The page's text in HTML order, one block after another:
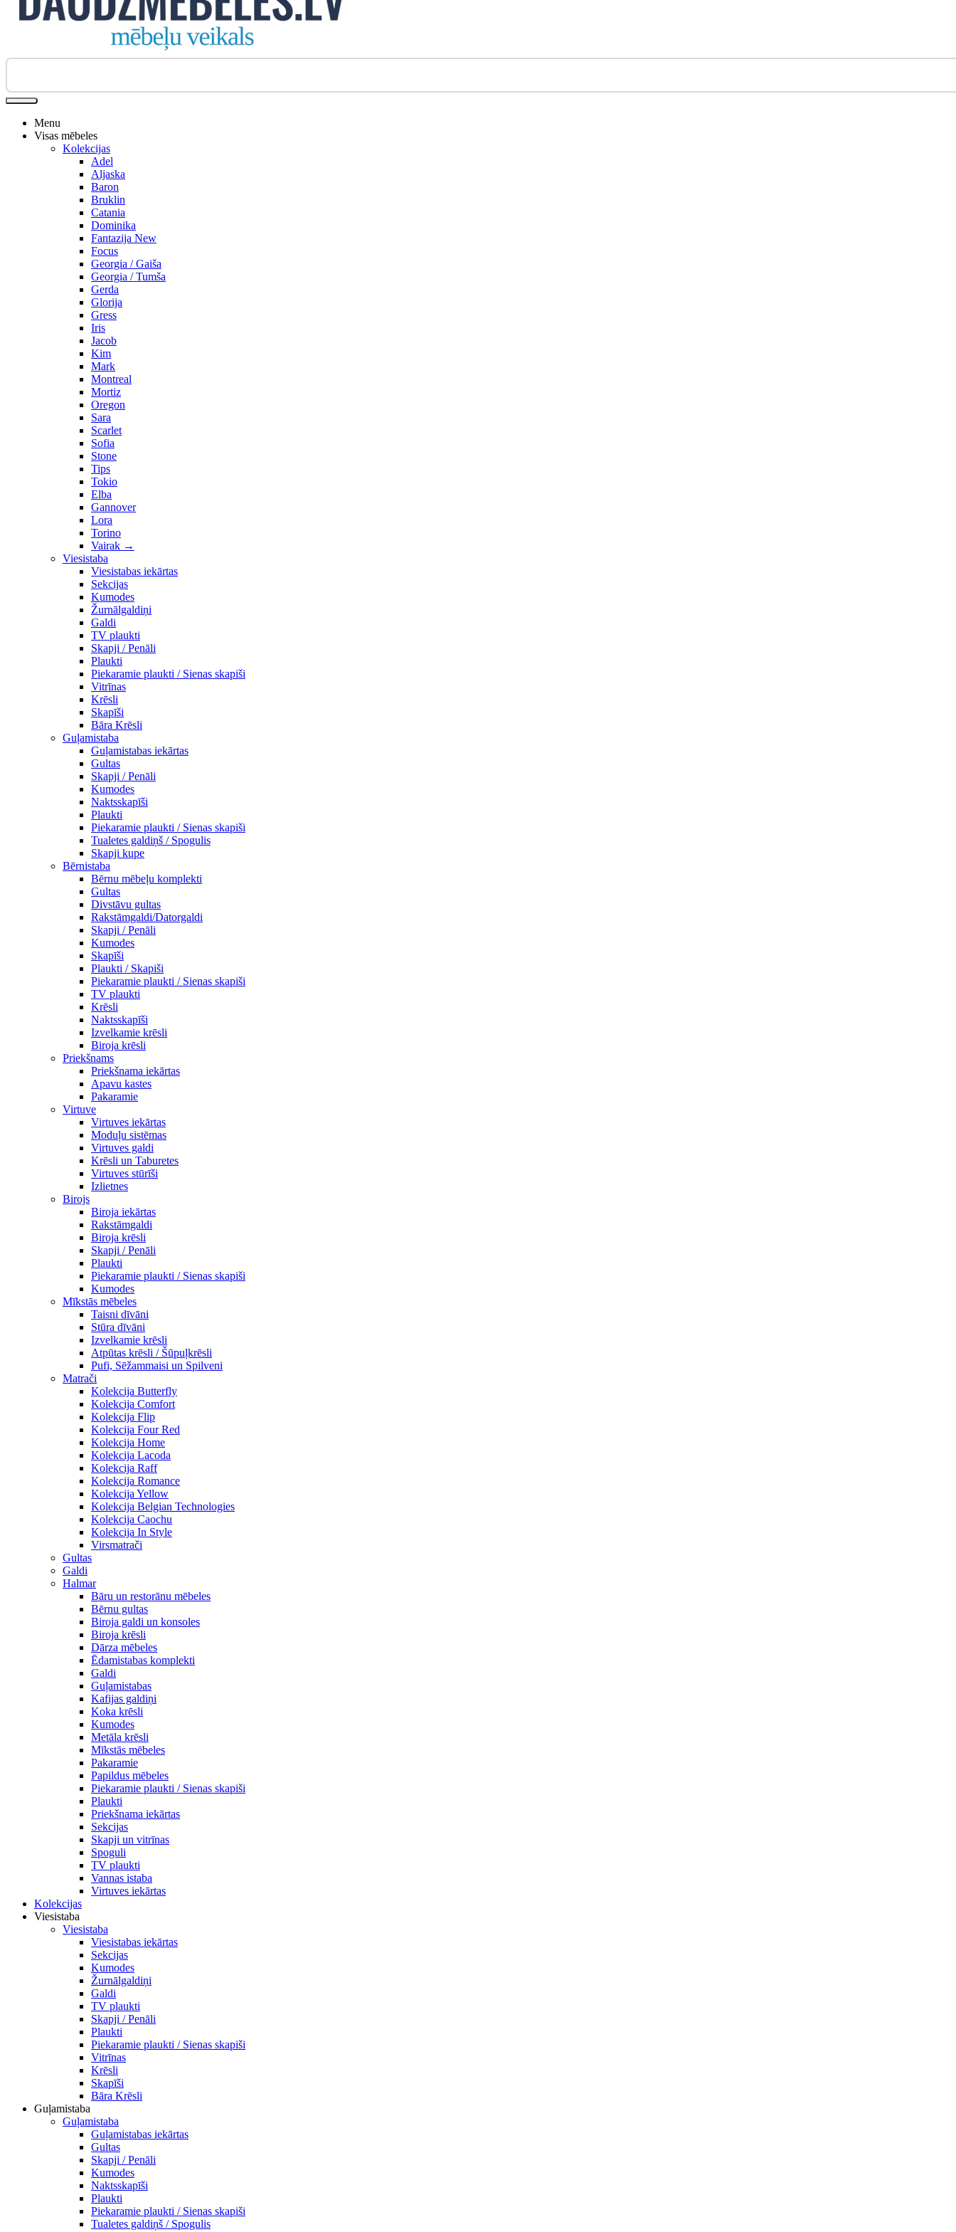
Biroja krēsli
Menu
Visas mēbeles
Kolekcijas
Adel
Aljaska
Baron
Bruklin
Catania
Dominika
Fantazija New
Focus
Georgia / Gaiša
Georgia / Tumša
Gerda
Glorija
Gress
Iris
Jacob
Kim
Mark
Montreal
Mortiz
Oregon
Sara
Scarlet
Sofia
Stone
Tips
Tokio
Elba
Gannover
Lora
Torino
Vairak →
Viesistaba
Viesistabas iekārtas
Sekcijas
Kumodes
Žurnālgaldiņi
Galdi
TV plaukti
Skapji / Penāli
Plaukti
Piekaramie plaukti / Sienas skapiši
Vitrīnas
Krēsli
Skapīši
Bāra Krēsli
Guļamistaba
Guļamistabas iekārtas
Gultas
Skapji / Penāli
Kumodes
Naktsskapīši
Plaukti
Piekaramie plaukti / Sienas skapiši
Tualetes galdiņš / Spogulis
Skapji kupe
Bērnistaba
Bērnu mēbeļu komplekti
Gultas
Divstāvu gultas
Rakstāmgaldi/Datorgaldi
Skapji / Penāli
Kumodes
Skapīši
Plaukti / Skapiši
Piekaramie plaukti / Sienas skapiši
TV plaukti
Krēsli
Naktsskapīši
Izvelkamie krēsli
Biroja krēsli
Priekšnams
Priekšnama iekārtas
Apavu kastes
Pakaramie
Virtuve
Virtuves iekārtas
Moduļu sistēmas
Virtuves galdi
Krēsli un Taburetes
Virtuves stūrīši
Izlietnes
Birojs
Biroja iekārtas
Rakstāmgaldi
Biroja krēsli
Skapji / Penāli
Plaukti
Piekaramie plaukti / Sienas skapiši
Kumodes
Mīkstās mēbeles
Taisni dīvāni
Stūra dīvāni
Izvelkamie krēsli
Atpūtas krēsli / Šūpuļkrēsli
Pufi, Sēžammaisi un Spilveni
Matrači
Kolekcija Butterfly
Kolekcija Comfort
Kolekcija Flip
Kolekcija Four Red
Kolekcija Home
Kolekcija Lacoda
Kolekcija Raff
Kolekcija Romance
Kolekcija Yellow
Kolekcija Belgian Technologies
Kolekcija Caochu
Kolekcija In Style
Virsmatrači
Gultas
Galdi
Halmar
Bāru un restorānu mēbeles
Bērnu gultas
Biroja galdi un konsoles
Biroja krēsli
Dārza mēbeles
Ēdamistabas komplekti
Galdi
Guļamistabas
Kafijas galdiņi
Koka krēsli
Kumodes
Metāla krēsli
Mīkstās mēbeles
Pakaramie
Papildus mēbeles
Piekaramie plaukti / Sienas skapiši
Plaukti
Priekšnama iekārtas
Sekcijas
Skapji un vitrīnas
Spoguli
TV plaukti
Vannas istaba
Virtuves iekārtas
Kolekcijas
Viesistaba
Viesistaba
Viesistabas iekārtas
Sekcijas
Kumodes
Žurnālgaldiņi
Galdi
TV plaukti
Skapji / Penāli
Plaukti
Piekaramie plaukti / Sienas skapiši
Vitrīnas
Krēsli
Skapīši
Bāra Krēsli
Guļamistaba
Guļamistaba
Guļamistabas iekārtas
Gultas
Skapji / Penāli
Kumodes
Naktsskapīši
Plaukti
Piekaramie plaukti / Sienas skapiši
Tualetes galdiņš / Spogulis